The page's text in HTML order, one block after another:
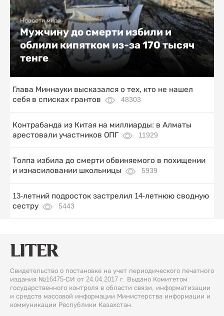
Новости мира
Мужчину до смерти избили и
облили кипятком из-за 170 тысяч
тенге
Глава Миннауки высказался о тех, кто не нашел
себя в списках грантов
48303
Контрабанда из Китая на миллиарды: в Алматы
арестовали участников ОПГ
11929
Толпа избила до смерти обвиняемого в похищении
и изнасиловании школьницы
5939
13-летний подросток застрелил 14-летнюю сводную
сестру
5443
Свидетельство о постановке на учет периодического печатного
издания №16475-СИ от 24.04.2017 г. Выдано Комитетом
государственного контроля в области связи, информатизации
и средств массовой информации Министерства информации и
коммуникации Республики Казахстан.